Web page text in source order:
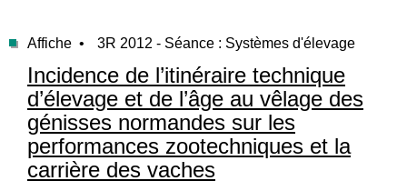
Affiche • 3R 2012 - Séance : Systèmes d'élevage
Incidence de l’itinéraire technique
d’élevage et de l’âge au vêlage des
génisses normandes sur les
performances zootechniques et la
carrière des vaches